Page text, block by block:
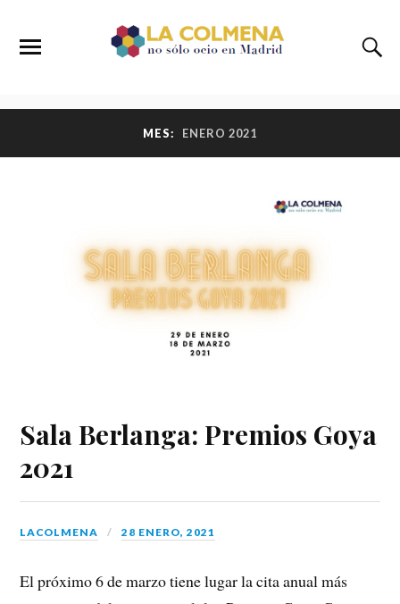
MES: ENERO 2021
Sala Berlanga: Premios Goya
2021
LACOLMENA 28 ENERO, 2021
El próximo 6 de marzo tiene lugar la cita anual más